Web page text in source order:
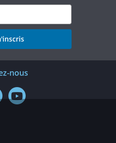
nous
